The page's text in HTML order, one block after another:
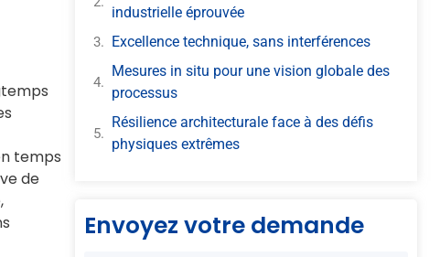
temps
de
industrielle éprouvée
Excellence technique, sans interférences
Mesures in situ pour une vision globale des
processus
Résilience architecturale face à des défis
physiques extrêmes
Envoyez votre demande